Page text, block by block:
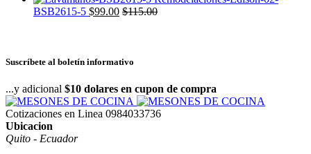
BSB2615-5 $99.00 $115.00
Suscríbete al boletín informativo
...y adicional $10 dolares en cupon de compra
Cotizaciones en Linea 0984033736
Ubicacion
Quito - Ecuador